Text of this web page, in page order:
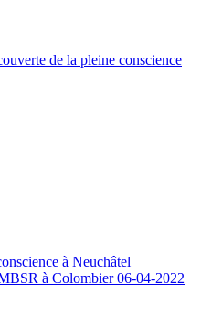
de la pleine conscience
à Neuchâtel
à Colombier 06-04-2022